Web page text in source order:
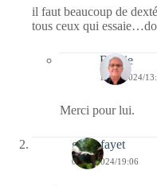
il faut beaucoup de
tous ceux qui
Bernie
10/06/2024/
Merci pour lui.
giselefayet
09/06/2024/19:06